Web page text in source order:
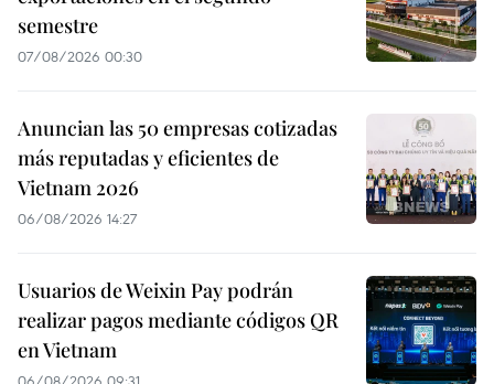
semestre
07/08/2026 00:30
Anuncian las 50 empresas cotizadas
más reputadas y eficientes de
Vietnam 2026
06/08/2026 14:27
Usuarios de Weixin Pay podrán
realizar pagos mediante códigos QR
en Vietnam